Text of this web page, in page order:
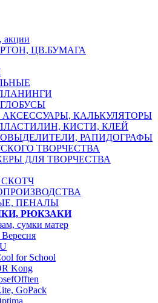
акции
ЦВ.БУМАГА
КАЛЬКУЛЯТОРЫ
КИСТИ, КЛЕЙ
РАПИДОГРАФЫ
ТВОРЧЕСТВА
ДЛЯ ТВОРЧЕСТВА
ПЕНАЛЫ
РЮКЗАКИ
сумки матер
for School
Kong
GoPack